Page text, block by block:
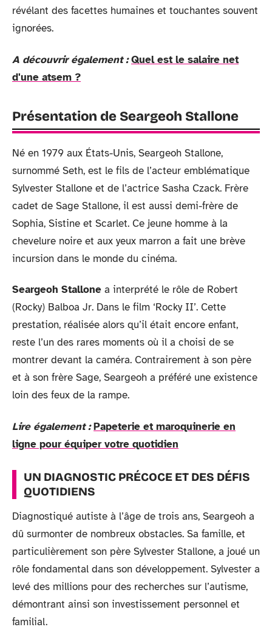
révélant des facettes humaines et touchantes souvent
ignorées.
A découvrir également : Quel est le salaire net
d'une atsem ?
Présentation de Seargeoh Stallone
Né en 1979 aux États-Unis, Seargeoh Stallone,
surnommé Seth, est le fils de l’acteur emblématique
Sylvester Stallone et de l’actrice Sasha Czack. Frère
cadet de Sage Stallone, il est aussi demi-frère de
Sophia, Sistine et Scarlet. Ce jeune homme à la
chevelure noire et aux yeux marron a fait une brève
incursion dans le monde du cinéma.
Seargeoh Stallone a interprété le rôle de Robert
(Rocky) Balboa Jr. Dans le film ‘Rocky II’. Cette
prestation, réalisée alors qu’il était encore enfant,
reste l’un des rares moments où il a choisi de se
montrer devant la caméra. Contrairement à son père
et à son frère Sage, Seargeoh a préféré une existence
loin des feux de la rampe.
Lire également : Papeterie et maroquinerie en
ligne pour équiper votre quotidien
UN DIAGNOSTIC PRÉCOCE ET DES DÉFIS
QUOTIDIENS
Diagnostiqué autiste à l’âge de trois ans, Seargeoh a
dû surmonter de nombreux obstacles. Sa famille, et
particulièrement son père Sylvester Stallone, a joué un
rôle fondamental dans son développement. Sylvester a
levé des millions pour des recherches sur l’autisme,
démontrant ainsi son investissement personnel et
familial.